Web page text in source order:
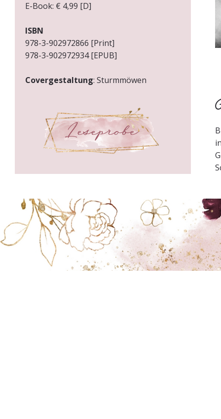
E-Book: € 4,99 [D]
ISBN
978-3-902972866 [Print]
978-3-902972934 [EPUB]
Covergestaltung: Sturmmöwen